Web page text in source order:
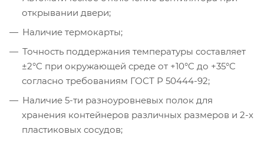
открывании двери;
Наличие термокарты;
Точность поддержания температуры составляет
±2°C при окружающей среде от +10°C до +35°C
согласно требованиям ГОСТ Р 50444-92;
Наличие 5-ти разноуровневых полок для
хранения контейнеров различных размеров и 2-х
пластиковых сосудов;